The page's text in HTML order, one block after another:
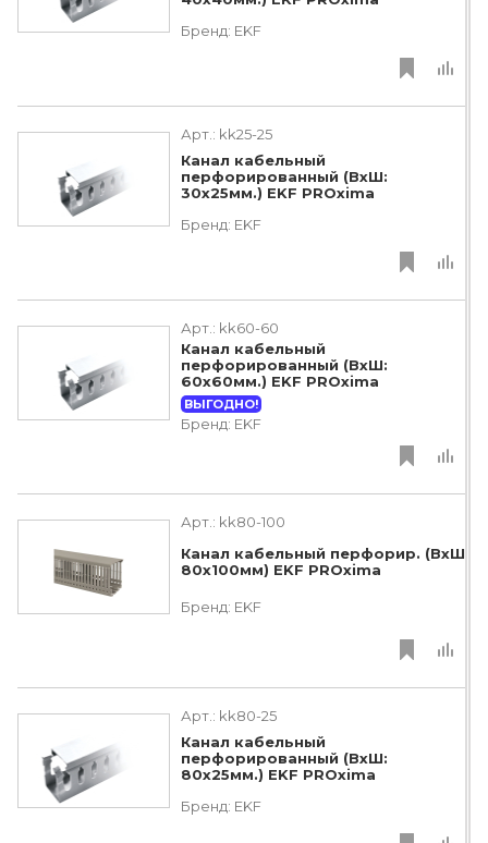
Бренд: EKF
Арт.: kk25-25
Канал кабельный
перфорированный (ВхШ:
30х25мм.) EKF PROxima
Бренд: EKF
Арт.: kk60-60
Канал кабельный
перфорированный (ВхШ:
60х60мм.) EKF PROxima
ВЫГОДНО!
Бренд: EKF
Арт.: kk80-100
Канал кабельный перфорир. (ВхШ
80х100мм) EKF PROxima
Бренд: EKF
Арт.: kk80-25
Канал кабельный
перфорированный (ВхШ:
80х25мм.) EKF PROxima
Бренд: EKF